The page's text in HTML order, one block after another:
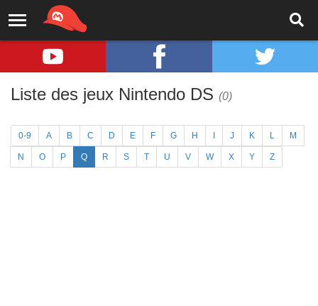
Liste des jeux Nintendo DS (0)
0-9 A B C D E F G H J K L M
N O P Q R S T U V W X Y Z